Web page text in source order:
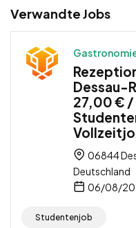
Verwandte Jobs
Dessau-
27,00 € /
06844
Deutschland
06/08/
Studentenjob